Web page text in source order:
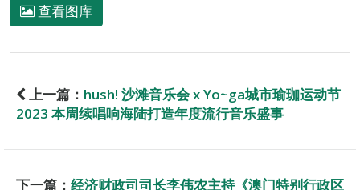
查看图库
上一篇： hush! 沙滩音乐会 x Yo~ga城市瑜珈运动节
2023 本周续唱响海陆打造年度流行音乐盛事
下一篇： 经济财政司司长李伟农主持《澳门特别行政区